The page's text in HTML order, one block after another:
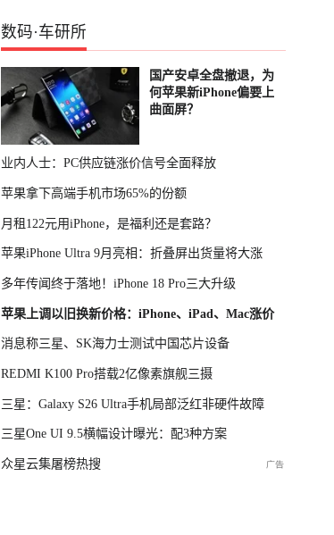
数码·车研所
国产安卓全盘撤退，为
何苹果新iPhone偏要上
曲面屏？
业内人士：PC供应链涨价信号全面释放
苹果拿下高端手机市场65%的份额
月租122元用iPhone，是福利还是套路？
苹果iPhone Ultra 9月亮相：折叠屏出货量将大涨
多年传闻终于落地！iPhone 18 Pro三大升级
苹果上调以旧换新价格：iPhone、iPad、Mac涨价
消息称三星、SK海力士测试中国芯片设备
REDMI K100 Pro搭载2亿像素旗舰三摄
三星：Galaxy S26 Ultra手机局部泛红非硬件故障
三星One UI 9.5横幅设计曝光：配3种方案
众星云集屠榜热搜